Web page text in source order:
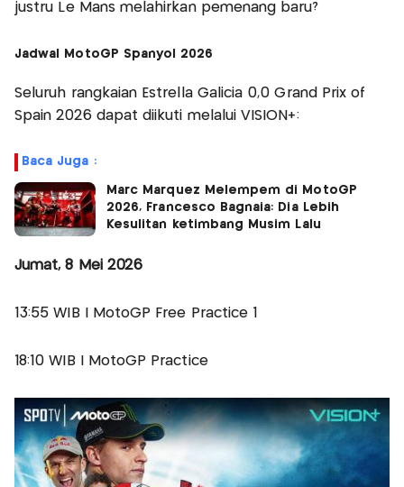
justru Le Mans melahirkan pemenang baru?
Jadwal MotoGP Spanyol 2026
Seluruh rangkaian Estrella Galicia 0,0 Grand Prix of
Spain 2026 dapat diikuti melalui VISION+:
Baca Juga :
Marc Marquez Melempem di MotoGP
2026, Francesco Bagnaia: Dia Lebih
Kesulitan ketimbang Musim Lalu
Jumat, 8 Mei 2026
13:55 WIB | MotoGP Free Practice 1
18:10 WIB | MotoGP Practice